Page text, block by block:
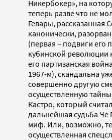
Никербокер», на
теперь разве что не
Гевары, рассказанная
канонически,
(первая – подвиги его
кубинской революции
его партизанская
1967-м), скандальна
совершенно другую
осуществленную
Кастро, который
дальнейшая судьба Че
миф. Или, возможно,
осуществленная